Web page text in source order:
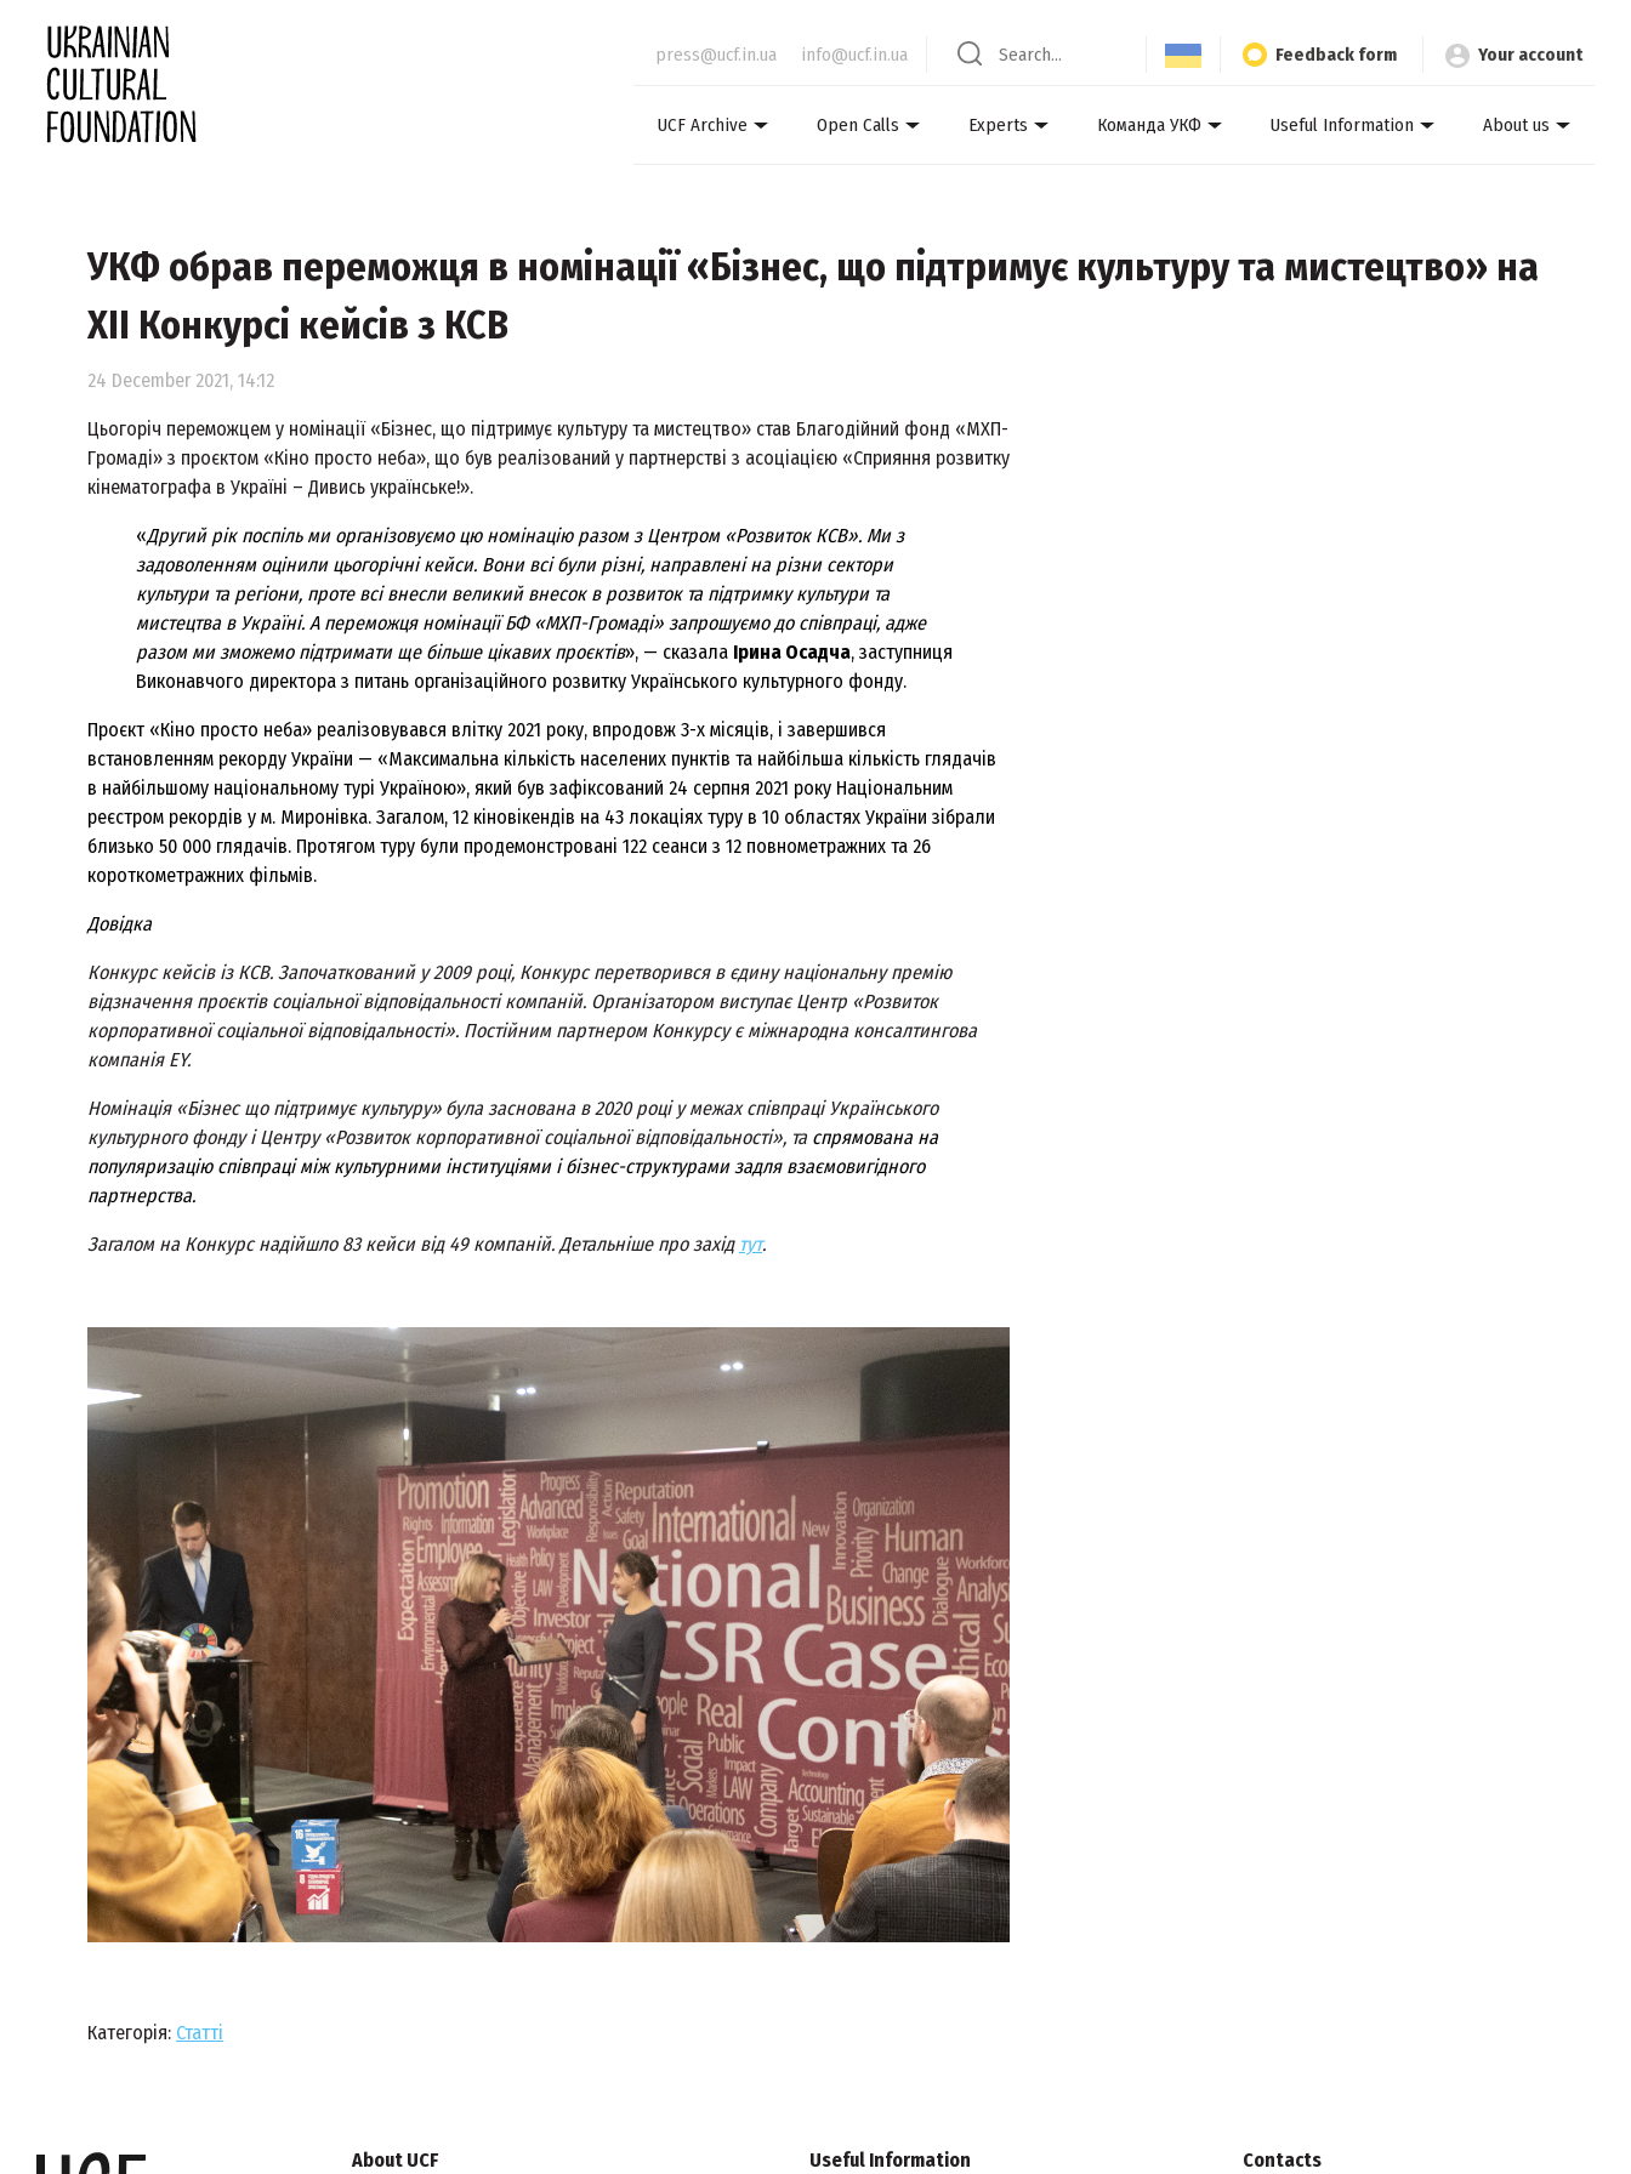
press@ucf.in.ua info@ucf.in.ua Feedback form Your account
UCF Archive Open Calls Experts Команда УКФ Useful Information About us
УКФ обрав переможця в номінації «Бізнес, що підтримує культуру та мистецтво» на
XII Конкурсі кейсів з КСВ
24 December 2021, 14:12
Цьогоріч переможцем у номінації «Бізнес, що підтримує культуру та мистецтво» став Благодійний фонд «МХП-
Громаді» з проєктом «Кіно просто неба», що був реалізований у партнерстві з асоціацією «Сприяння розвитку
кінематографа в Україні – Дивись українське!».
«Другий рік поспіль ми організовуємо цю номінацію разом з Центром «Розвиток КСВ». Ми з
задоволенням оцінили цьогорічні кейси. Вони всі були різні, направлені на різни сектори
культури та регіони, проте всі внесли великий внесок в розвиток та підтримку культури та
мистецтва в Україні. А переможця номінації БФ «МХП-Громаді» запрошуємо до співпраці, адже
разом ми зможемо підтримати ще більше цікавих проєктів», — сказала Ірина Осадча, заступниця
Виконавчого директора з питань організаційного розвитку Українського культурного фонду.
Проєкт «Кіно просто неба» реалізовувався влітку 2021 року, впродовж 3-х місяців, і завершився
встановленням рекорду України — «Максимальна кількість населених пунктів та найбільша кількість глядачів
в найбільшому національному турі Україною», який був зафіксований 24 серпня 2021 року Національним
реєстром рекордів у м. Миронівка. Загалом, 12 кіновікендів на 43 локаціях туру в 10 областях України зібрали
близько 50 000 глядачів. Протягом туру були продемонстровані 122 сеанси з 12 повнометражних та 26
короткометражних фільмів.
Довідка
Конкурс кейсів із КСВ. Започаткований у 2009 році, Конкурс перетворився в єдину національну премію
відзначення проєктів соціальної відповідальності компаній. Організатором виступає Центр «Розвиток
корпоративної соціальної відповідальності». Постійним партнером Конкурсу є міжнародна консалтингова
компанія EY.
Номінація «Бізнес що підтримує культуру» була заснована в 2020 році у межах співпраці Українського
культурного фонду і Центру «Розвиток корпоративної соціальної відповідальності», та спрямована на
популяризацію співпраці між культурними інституціями і бізнес-структурами задля взаємовигідного
партнерства.
Загалом на Конкурс надійшло 83 кейси від 49 компаній. Детальніше про захід тут.
Категорія: Статті
About UCF Useful Information Contacts